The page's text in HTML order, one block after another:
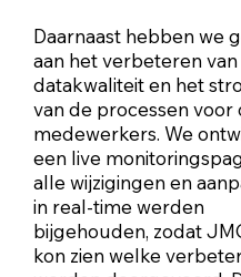
Daarnaast hebben we
aan het verbeteren
datakwaliteit en het
van de processen voor
medewerkers. We
een live
alle wijzigingen en
in real-time werden
bijgehouden, zodat
kon zien welke